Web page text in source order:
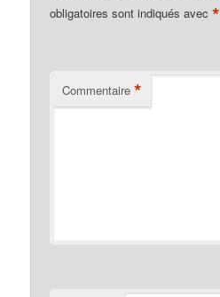
obligatoires sont indiqués avec*
Commentaire *